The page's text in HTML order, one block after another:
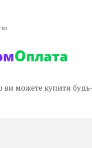
ви можете купити